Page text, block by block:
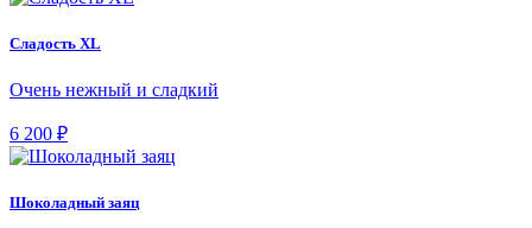
Сладость XL
Очень нежный и сладкий
6 200 ₽
Шоколадный заяц